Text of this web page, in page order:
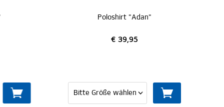
Poloshirt "Adan"
€ 39,95